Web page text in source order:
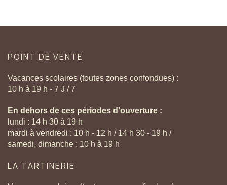
POINT DE VENTE
Vacances scolaires (toutes zones confondues) :
10 h à 19 h - 7 J / 7
En dehors de ces périodes d'ouverture :
lundi : 14 h 30 à 19 h
mardi à vendredi : 10 h - 12 h / 14 h 30 - 19 h /
samedi, dimanche : 10 h à 19 h
LA TARTINERIE